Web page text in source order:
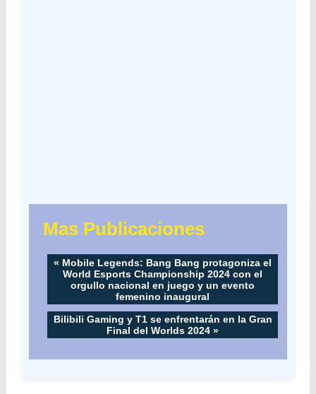
Mas Publicaciones
« Mobile Legends: Bang Bang protagoniza el
World Esports Championship 2024 con el
orgullo nacional en juego y un evento
femenino inaugural
Bilibili Gaming y T1 se enfrentarán en la Gran
Final del Worlds 2024 »